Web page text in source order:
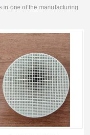
in one of the manufacturing